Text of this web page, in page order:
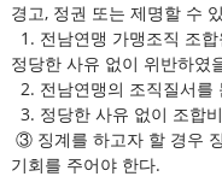
경고, 정권 또는 제명할 수
1. 전남연맹 가맹조직 조
정당한 사유 없이 위반하였
2. 전남연맹의 조직질서를
3. 정당한 사유 없이 조합
③ 징계를 하고자 할 경우
기회를 주어야 한다.